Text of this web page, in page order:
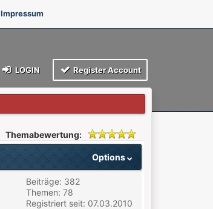
Impressum
LOGIN Register Account
Themabewertung:
Options
Beiträge: 382
Themen: 78
Registriert seit: 07.03.2010